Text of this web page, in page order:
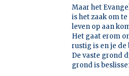
Maar het
is het zaak om
leven op aan
Het gaat erom
rustig is en je
De vaste grond
grond is